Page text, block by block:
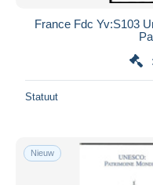
France Fdc Yv:S103
Statuut
Nieuw